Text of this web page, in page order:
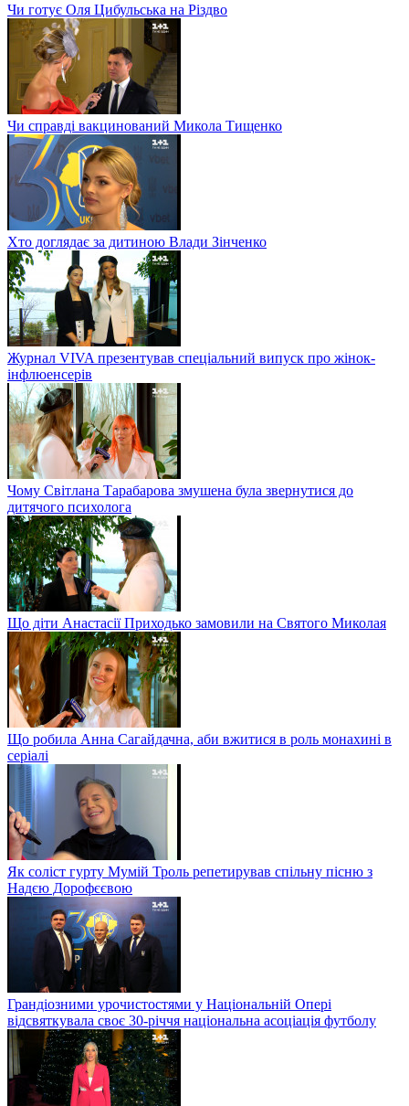
Чи готує Оля Цибульська на Різдво
Чи справді вакцинований Микола Тищенко
Хто доглядає за дитиною Влади Зінченко
Журнал VIVA презентував спеціальний випуск про жінок-
інфлюенсерів
Чому Світлана Тарабарова змушена була звернутися до
дитячого психолога
Що діти Анастасії Приходько замовили на Святого Миколая
Що робила Анна Сагайдачна, аби вжитися в роль монахині в
серіалі
Як соліст гурту Мумій Троль репетирував спільну пісню з
Надєю Дорофєєвою
Грандіозними урочистостями у Національній Опері
відсвяткувала своє 30-річчя національна асоціація футболу